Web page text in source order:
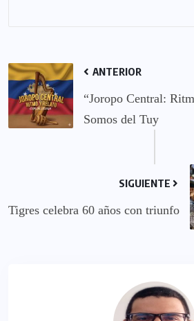
ANTERIOR
“Joropo Central:
Somos del Tuy
SIGUIENTE
Tigres celebra 60 años con triunfo